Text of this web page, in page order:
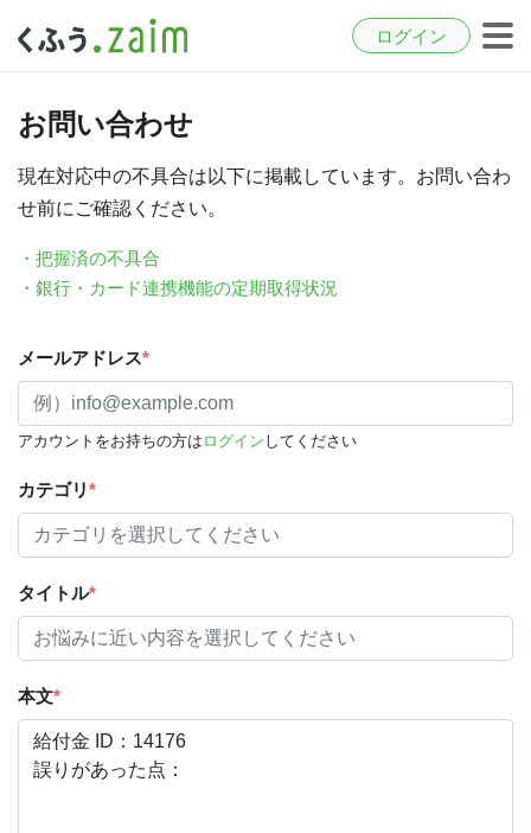
ログイン
お問い合わせ
現在対応中の不具合は以下に掲載しています。お問い合わ
せ前にご確認ください。
・把握済の不具合
・銀行・カード連携機能の定期取得状況
メールアドレス*
アカウントをお持ちの方は ログイン してください
カテゴリ*
タイトル*
本文*